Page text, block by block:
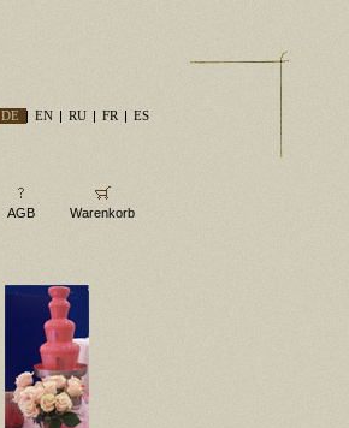
DE EN RU FR ES
AGB Warenkorb